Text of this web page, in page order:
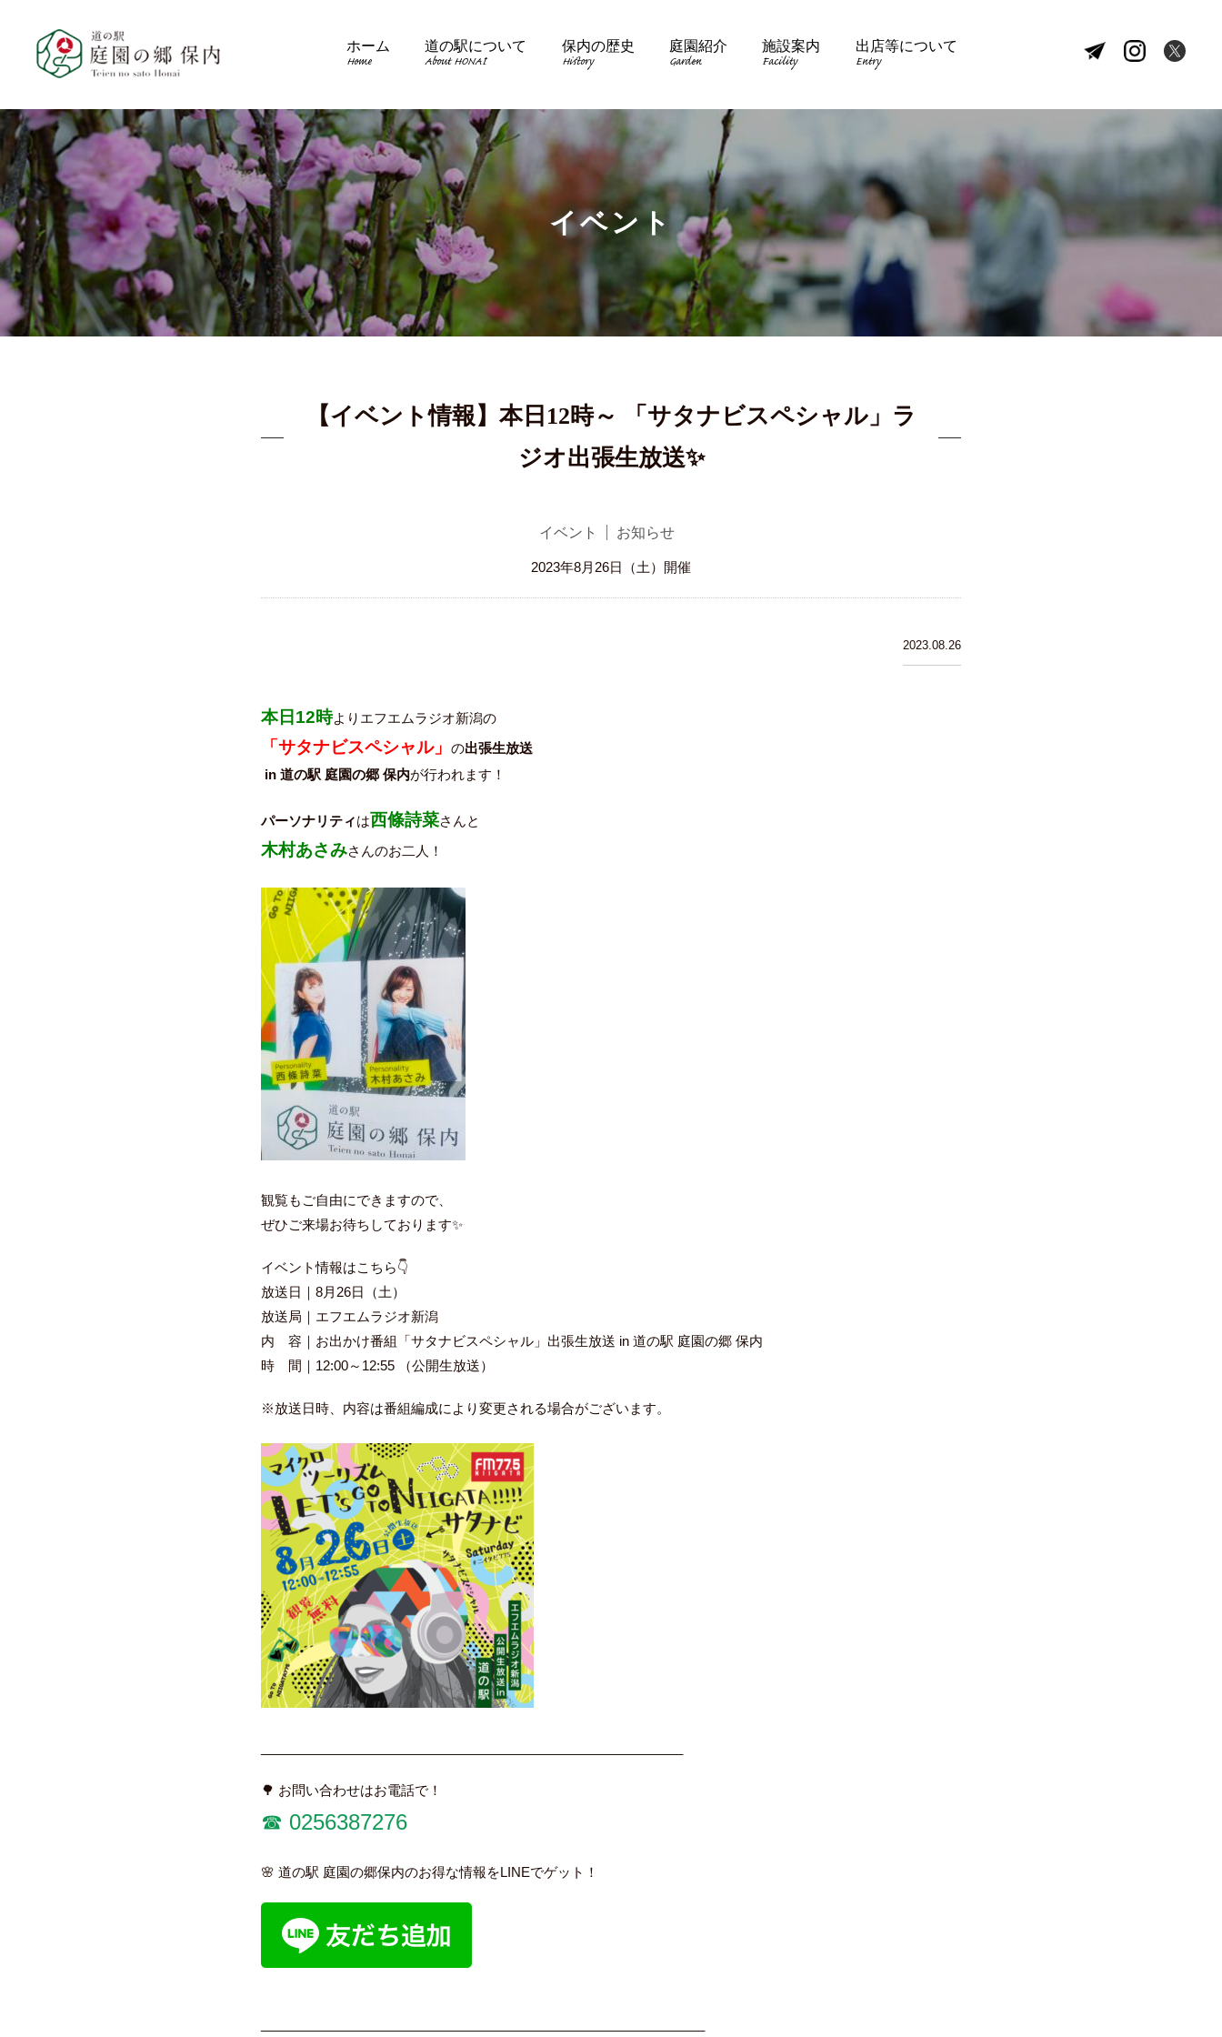
ホーム
Home
道の駅について
About HONAI
保内の歴史
History
庭園紹介
Garden
施設案内
Facility
出店等について
Entry
イベント
【イベント情報】本日12時～ 「サタナビスペシャル」ラ
ジオ出張生放送✨
イベント お知らせ
2023年8月26日（土）開催
2023.08.26
本日 12時より エフエムラジオ新潟の
「サタナビスペシャル」 の出張生放送
in 道の駅 庭園の郷 保内が行われます！
パーソナリティは西條詩菜さんと
木村あさみさんのお二人！
観覧もご自由にできますので、
ぜひご来場お待ちしております✨
イベント情報はこちら👇
放送日｜8月26日（土）
放送局｜エフエムラジオ新潟
内 容｜お出かけ番組「サタナビスペシャル」出張生放送 in 道の駅 庭園の郷 保内
時 間｜ 12:00～ 12:55 （公開生放送）
※放送日時、内容は番組編成により変更される場合がございます。
🌳 お問い合わせはお電話で！
☎︎ 0256387276
🌸 道の駅 庭園の郷保内のお得な情報をLINEでゲット！